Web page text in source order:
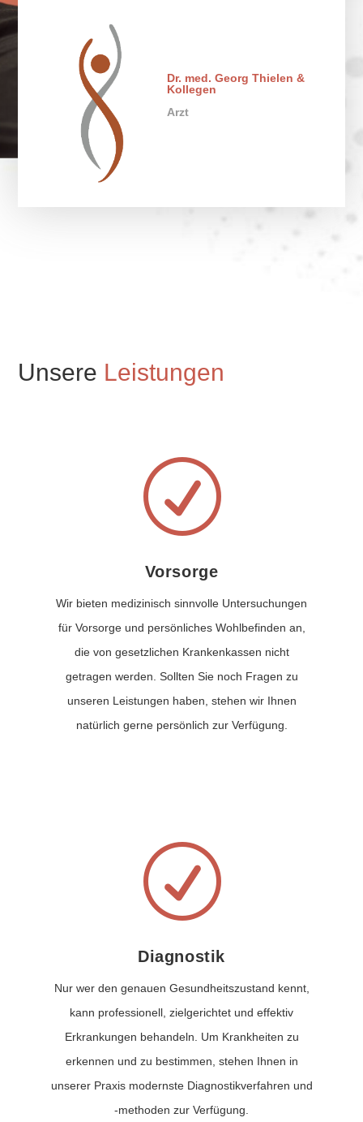
Dr. med. Georg Thielen &
Kollegen
Arzt
Unsere Leistungen
R
Vorsorge
Wir bieten medizinisch sinnvolle Untersuchungen
für Vorsorge und persönliches Wohlbefinden an,
die von gesetzlichen Krankenkassen nicht
getragen werden. Sollten Sie noch Fragen zu
unseren Leistungen haben, stehen wir Ihnen
natürlich gerne persönlich zur Verfügung.
R
Diagnostik
Nur wer den genauen Gesundheitszustand kennt,
kann professionell, zielgerichtet und effektiv
Erkrankungen behandeln. Um Krankheiten zu
erkennen und zu bestimmen, stehen Ihnen in
unserer Praxis modernste Diagnostikverfahren und
-methoden zur Verfügung.